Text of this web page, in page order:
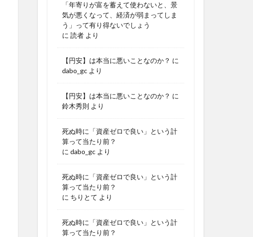
「年寄りが富を蓄えて使わないと、景
気が悪くなって、経済が弱まってしま
う」って有り得ないでしょう
に 読者 より
【円安】は本当に悪いことなのか？ に
dabo_gc より
【円安】は本当に悪いことなのか？ に
鈴木秀則 より
死ぬ時に「資産ゼロで良い」という計
算って当たり前？
に dabo_gc より
死ぬ時に「資産ゼロで良い」という計
算って当たり前？
に ちりとて より
死ぬ時に「資産ゼロで良い」という計
算って当たり前？